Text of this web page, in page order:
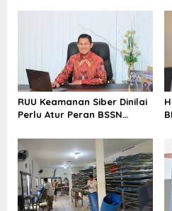
kawasan Twin Tower Plaza
RUU Keamanan Siber Dinilai
Perlu Atur Peran BSSN